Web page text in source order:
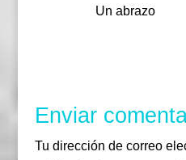
Un abrazo
Enviar
Tu dirección de correo